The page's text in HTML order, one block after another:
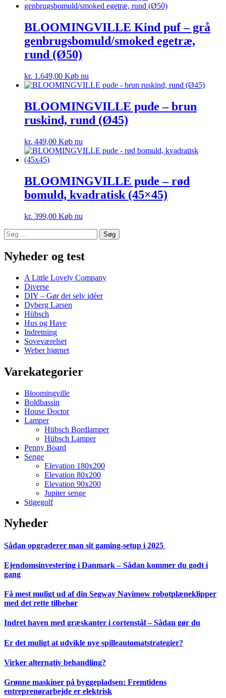
BLOOMINGVILLE Kind puf – grå
genbrugsbomuld/smoked egetræ,
rund (Ø50)
kr. 1.649,00 Køb nu
BLOOMINGVILLE pude – brun
ruskind, rund (Ø45)
kr. 449,00 Køb nu
BLOOMINGVILLE pude – rød
bomuld, kvadratisk (45×45)
kr. 399,00 Køb nu
Søg
efter:
Nyheder og test
A Little Lovely Company
Diverse
DIY – Gør det selv idéer
Dyberg Larsen
Hübsch
Hus og Have
Indretning
Soveværelset
Weber hjørnet
Varekategorier
Bloomingville
Boldbassin
House Doctor
Lamper
Hübsch Bordlamper
Hübsch Lamper
Penny Board
Senge
Elevation 180x200
Elevation 80x200
Elevation 90x200
Jupiter senge
Stigegolf
Nyheder
Sådan opgraderer man sit gaming-setup i 2025
Ejendomsinvestering i Danmark – Sådan kommer du godt i
gang
Få mest muligt ud af din Segway Navimow robotplæneklipper
med det rette tilbehør
Indret haven med græskanter i cortenstål – Sådan gør du
Er det muligt at udvikle nye spilleautomatstrategier?
Virker alternativ behandling?
Grønne maskiner på byggepladsen: Fremtidens
entreprenørarbejde er elektrisk